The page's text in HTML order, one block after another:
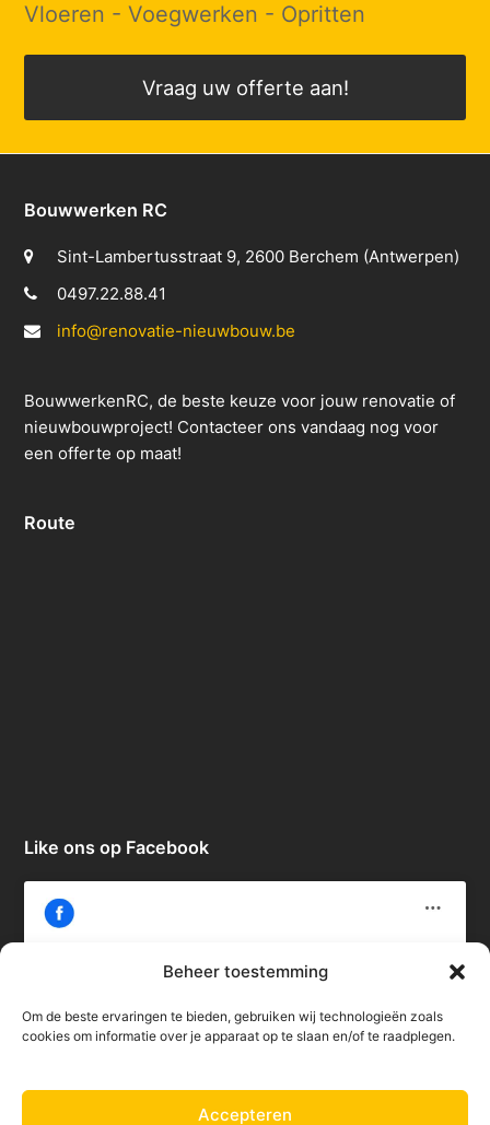
Beheer toestemming
Om de beste ervaringen te bieden, gebruiken wij technologieën zoals
cookies om informatie over je apparaat op te slaan en/of te raadplegen.
Accepteren
Vloeren - Voegwerken - Opritten
Vraag uw offerte aan!
Bouwwerken RC
Sint-Lambertusstraat 9, 2600 Berchem (Antwerpen)
0497.22.88.41
info@renovatie-nieuwbouw.be
BouwwerkenRC, de beste keuze voor jouw renovatie of
nieuwbouwproject! Contacteer ons vandaag nog voor
een offerte op maat!
Route
Like ons op Facebook
Klik om marketing cookies te accepteren